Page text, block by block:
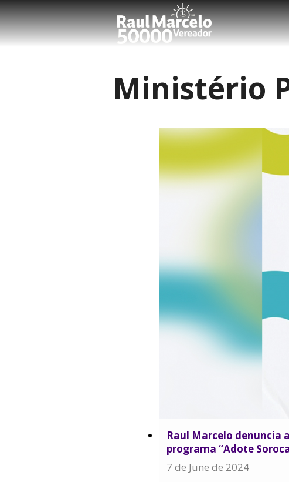
Ministério
Raul Marcelo denuncia
programa “Adote
7 de June de 2024